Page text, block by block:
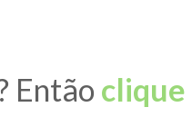
Então